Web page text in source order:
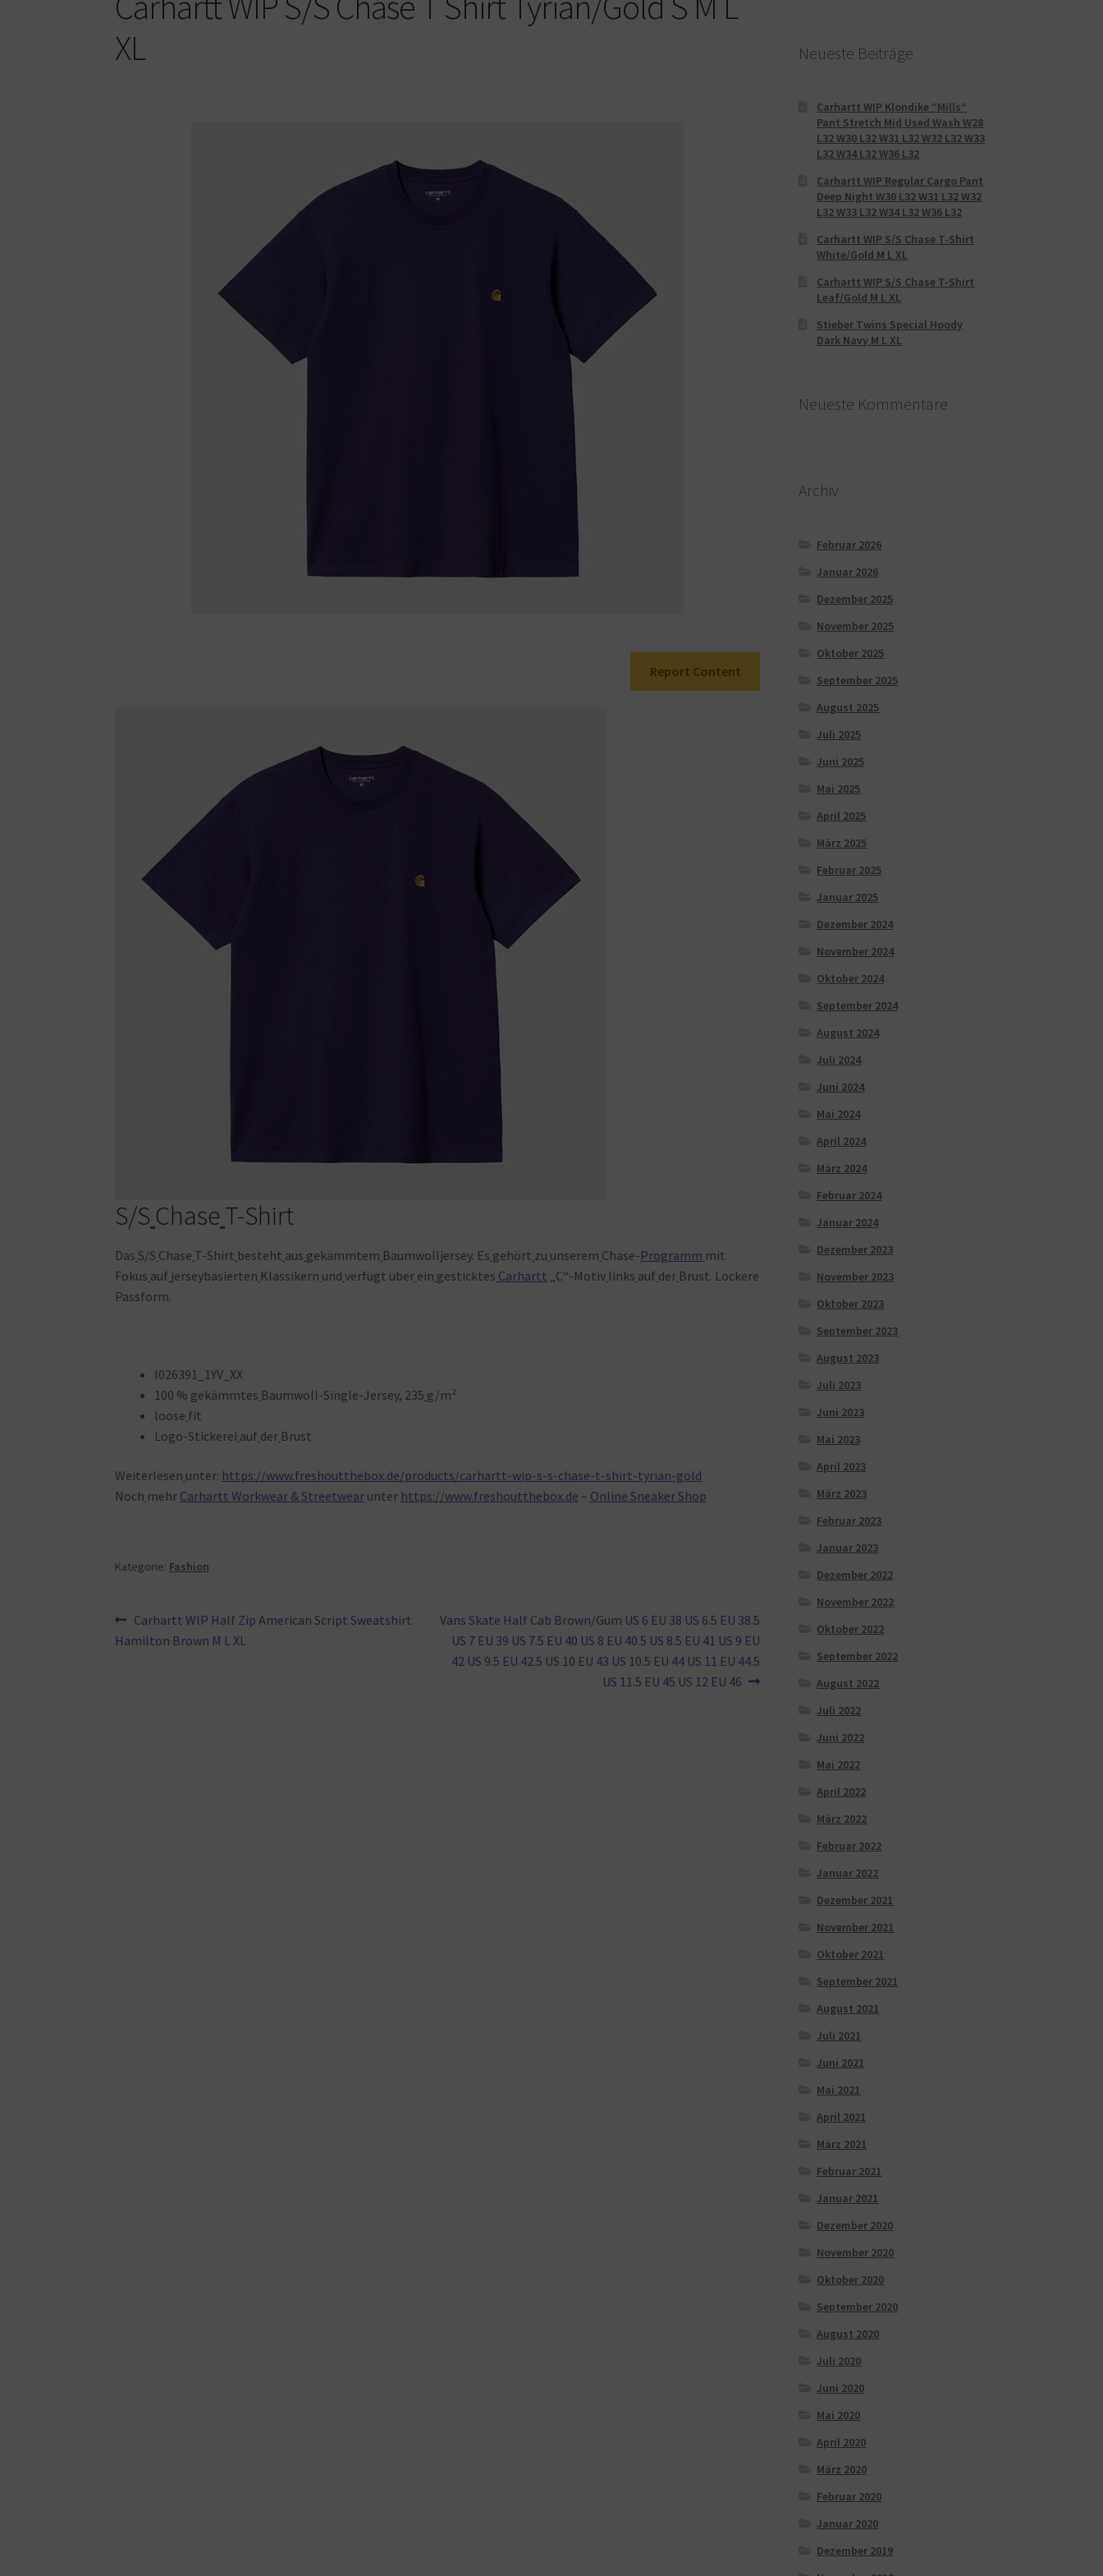
XL
Report Content
S/S Chase T-Shirt
Das S/S Chase T-Shirt besteht aus gekämmtem Baumwolljersey. Es gehört zu unserem Chase-Programm mit
Fokus auf jerseybasierten Klassikern und verfügt über ein gesticktes Carhartt „C“-Motiv links auf der Brust. Lockere
Passform.
I026391_1YV_XX
100 % gekämmtes Baumwoll-Single-Jersey, 235 g/m²
loose fit
Logo-Stickerei auf der Brust
Weiterlesen unter: https://www.freshoutthebox.de/products/carhartt-wip-s-s-chase-t-shirt-tyrian-gold
Noch mehr Carhartt Workwear & Streetwear unter https://www.freshoutthebox.de – Online Sneaker Shop
Kategorie: Fashion
Beitragsnavigation
Vorheriger
Beitrag:
Carhartt WIP Half Zip American Script Sweatshirt
Hamilton Brown M L XL
Nächster
Beitrag:
Vans Skate Half Cab Brown/Gum US 6 EU 38 US 6.5 EU 38.5
US 7 EU 39 US 7.5 EU 40 US 8 EU 40.5 US 8.5 EU 41 US 9 EU
42 US 9.5 EU 42.5 US 10 EU 43 US 10.5 EU 44 US 11 EU 44.5
US 11.5 EU 45 US 12 EU 46
Neueste Beiträge
Carhartt WIP Klondike “Mills“
Pant Stretch Mid Used Wash W28
L32 W30 L32 W31 L32 W32 L32 W33
L32 W34 L32 W36 L32
Carhartt WIP Regular Cargo Pant
Deep Night W30 L32 W31 L32 W32
L32 W33 L32 W34 L32 W36 L32
Carhartt WIP S/S Chase T-Shirt
White/Gold M L XL
Carhartt WIP S/S Chase T-Shirt
Leaf/Gold M L XL
Stieber Twins Special Hoody
Dark Navy M L XL
Neueste Kommentare
Archiv
Februar 2026
Januar 2026
Dezember 2025
November 2025
Oktober 2025
September 2025
August 2025
Juli 2025
Juni 2025
Mai 2025
April 2025
März 2025
Februar 2025
Januar 2025
Dezember 2024
November 2024
Oktober 2024
September 2024
August 2024
Juli 2024
Juni 2024
Mai 2024
April 2024
März 2024
Februar 2024
Januar 2024
Dezember 2023
November 2023
Oktober 2023
September 2023
August 2023
Juli 2023
Juni 2023
Mai 2023
April 2023
März 2023
Februar 2023
Januar 2023
Dezember 2022
November 2022
Oktober 2022
September 2022
August 2022
Juli 2022
Juni 2022
Mai 2022
April 2022
März 2022
Februar 2022
Januar 2022
Dezember 2021
November 2021
Oktober 2021
September 2021
August 2021
Juli 2021
Juni 2021
Mai 2021
April 2021
März 2021
Februar 2021
Januar 2021
Dezember 2020
November 2020
Oktober 2020
September 2020
August 2020
Juli 2020
Juni 2020
Mai 2020
April 2020
März 2020
Februar 2020
Januar 2020
Dezember 2019